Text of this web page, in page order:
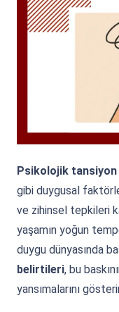
Psikolojik
gibi duygusal
ve zihinsel tepkileri
yaşamın yoğun
duygu dünyasında
belirtileri, bu
yansımalarını